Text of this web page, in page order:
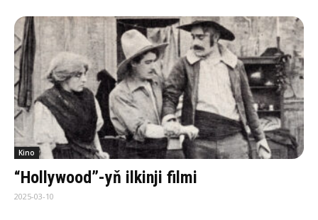
Kino
“Hollywood”-yň ilkinji filmi
2025-03-10